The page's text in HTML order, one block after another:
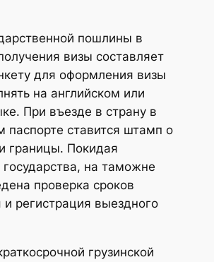
пошлины в
визы составляет
для оформления визы
на английском или
При въезде в страну в
паспорте ставится штамп о
границы. Покидая
на таможне
проверка сроков
регистрация выездного
грузинской